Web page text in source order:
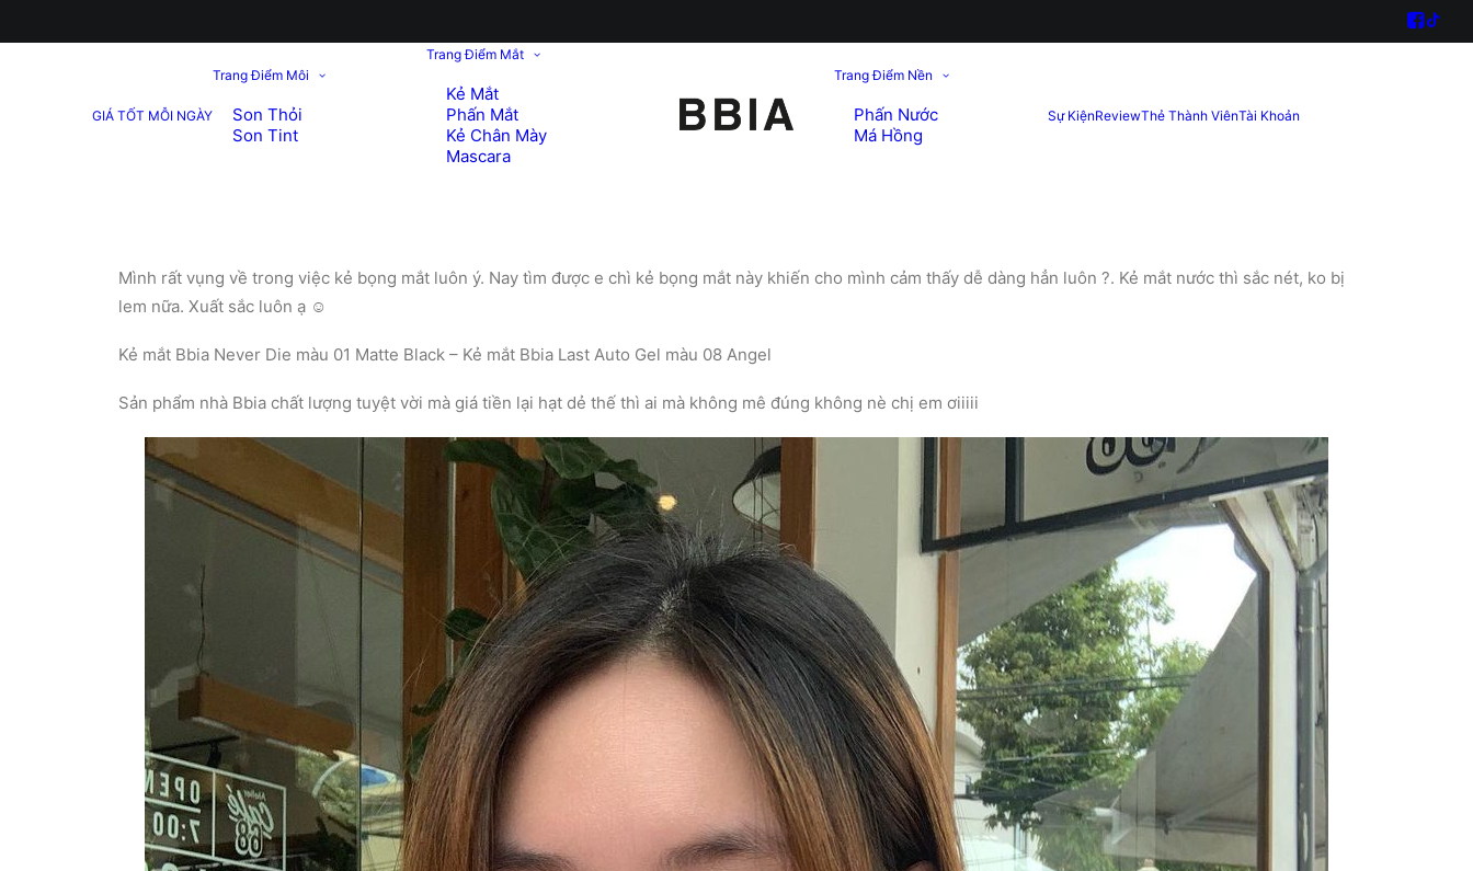
GIÁ TỐT MỖI NGÀY
Trang Điểm Môi
Son Thỏi
Son Tint
Trang Điểm Mắt
Kẻ Mắt
Phấn Mắt
Kẻ Chân Mày
Mascara
Trang Điểm Nền
Phấn Nước
Má Hồng
Sự KiệnReviewThẻ Thành ViênTài Khoản
Mình rất vụng về trong việc kẻ bọng mắt luôn ý. Nay tìm được e chì kẻ bọng mắt này khiến cho mình cảm thấy dễ dàng hẳn luôn ?. Kẻ mắt nước thì sắc nét, ko bị
lem nữa. Xuất sắc luôn ạ ☺️
Kẻ mắt Bbia Never Die màu 01 Matte Black – Kẻ mắt Bbia Last Auto Gel màu 08 Angel
Sản phẩm nhà Bbia chất lượng tuyệt vời mà giá tiền lại hạt dẻ thế thì ai mà không mê đúng không nè chị em ơiiiii